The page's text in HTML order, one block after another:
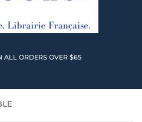
ALL ORDERS OVER $65